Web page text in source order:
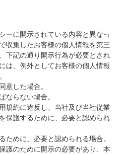
ーに開示されている内容と異なっ
収集したお客様の個人情報を第三
下記の通り開示行為が必要とされ
は、例外としてお客様の個人情報
意した場合。
ならない場合。
規約に違反し、当社及び当社従業
保護するために、必要と認められ
ために、必要と認められる場合。
護のために開示の必要があり、本